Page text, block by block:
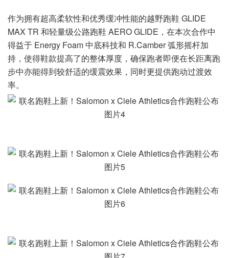
作为拥有超高柔软性和优秀缓冲性能的越野跑鞋 GLIDE
MAX TR 和轻量级公路跑鞋 AERO GLIDE，在本次合作中
得益于 Energy Foam 中底科技和 R.Camber 弧形摇杆加
持，使得鞋款提高了的整体厚度，确保跑者即便在长距离跑
步中亦能得到较舒适的缓震效果，同时更提供跑动过渡效
率。